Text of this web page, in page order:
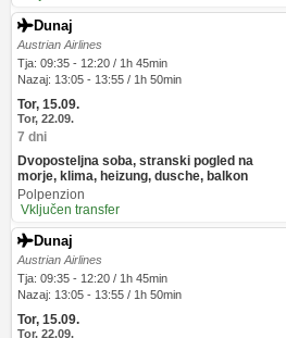
Dunaj
Austrian Airlines
Tja: 09:35 - 12:20 / 1h 45min
Nazaj: 13:05 - 13:55 / 1h 50min
Tor, 15.09.
Tor, 22.09.
7 dni
Dvoposteljna soba, stranski pogled na
morje, klima, heizung, dusche, balkon
Polpenzion
Vključen transfer
Dunaj
Austrian Airlines
Tja: 09:35 - 12:20 / 1h 45min
Nazaj: 13:05 - 13:55 / 1h 50min
Tor, 15.09.
Tor, 22.09.